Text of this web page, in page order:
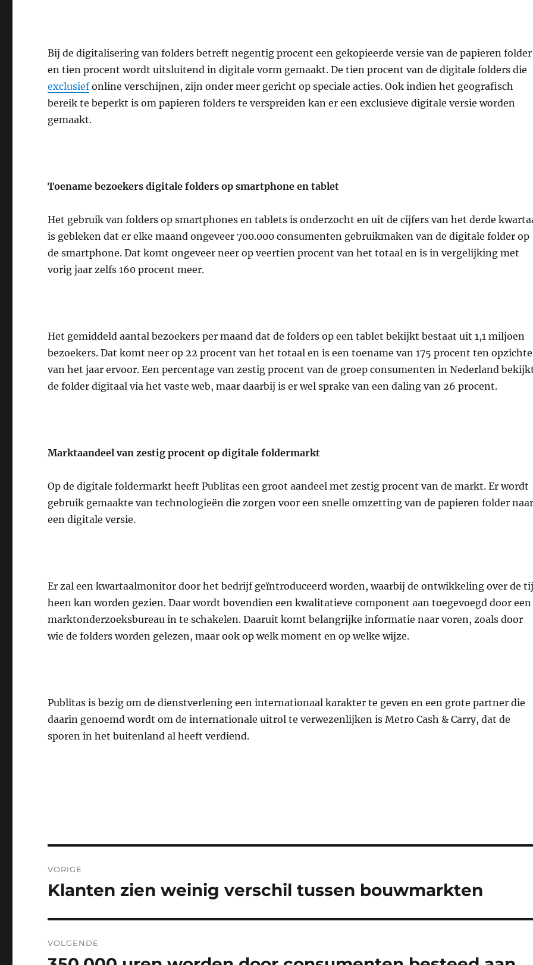
Bij de digitalisering van folders betreft negentig procent een gekopieerde versie van de papieren folder
en tien procent wordt uitsluitend in digitale vorm gemaakt. De tien procent van de digitale folders die
exclusiefonline verschijnen, zijn onder meer gericht op speciale acties. Ook indien het geografisch
bereik te beperkt is om papieren folders te verspreiden kan er een exclusieve digitale versie worden
gemaakt.
Toename bezoekers digitale folders op smartphone en tablet
Het gebruik van folders op smartphones en tablets is onderzocht en uit de cijfers van het derde
is gebleken dat er elke maand ongeveer 700.000 consumenten gebruikmaken van de digitale folder op
de smartphone. Dat komt ongeveer neer op veertien procent van het totaal en is in vergelijking met
vorig jaar zelfs 160 procent meer.
Het gemiddeld aantal bezoekers per maand dat de folders op een tablet bekijkt bestaat uit 1,1 miljoen
bezoekers. Dat komt neer op 22 procent van het totaal en is een toename van 175 procent ten opzichte
van het jaar ervoor. Een percentage van zestig procent van de groep consumenten in Nederland
de folder digitaal via het vaste web, maar daarbij is er wel sprake van een daling van 26 procent.
Marktaandeel van zestig procent op digitale foldermarkt
Op de digitale foldermarkt heeft Publitas een groot aandeel met zestig procent van de markt. Er wordt
gebruik gemaakte van technologieën die zorgen voor een snelle omzetting van de papieren folder
een digitale versie.
Er zal een kwartaalmonitor door het bedrijf geïntroduceerd worden, waarbij de ontwikkeling over de
heen kan worden gezien. Daar wordt bovendien een kwalitatieve component aan toegevoegd door een
marktonderzoeksbureau in te schakelen. Daaruit komt belangrijke informatie naar voren, zoals door
wie de folders worden gelezen, maar ook op welk moment en op welke wijze.
Publitas is bezig om de dienstverlening een internationaal karakter te geven en een grote partner die
daarin genoemd wordt om de internationale uitrol te verwezenlijken is Metro Cash & Carry, dat de
sporen in het buitenland al heeft verdiend.
navigatie
VORIGE
Vorig
Klanten zien weinig verschil tussen bouwmarkten
VOLGENDE
Volgend